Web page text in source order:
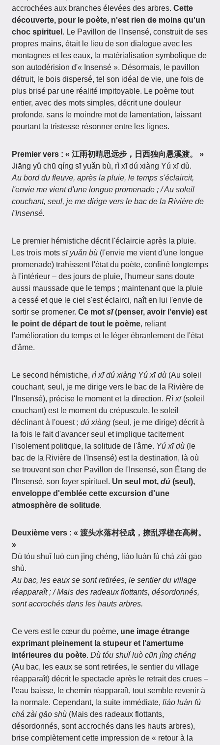
accrochées aux branches élevées des arbres. Cette
découverte, pour le poète, n'est rien de moins qu'un
choc spirituel . Le Pavillon de l'Insensé, construit de ses
propres mains, était le lieu de son dialogue avec les
montagnes et les eaux, la matérialisation symbolique de
son autodérision d'« Insensé ». Désormais, le pavillon
détruit, le bois dispersé, tel son idéal de vie, une fois de
plus brisé par une réalité impitoyable. Le poème tout
entier, avec des mots simples, décrit une douleur
profonde, sans le moindre mot de lamentation, laissant
pourtant la tristesse résonner entre les lignes.
Premier vers : « 江雨初晴思远步，日西独向愚溪渡。 »
Jiāng yǔ chū qíng sī yuǎn bù, rì xī dú xiàng Yú xī dù.
Au bord du fleuve, après la pluie, le temps s'éclaircit,
l'envie me vient d'une longue promenade ; / Au soleil
couchant, seul, je me dirige vers le bac de la Rivière de
l'Insensé.
Le premier hémistiche décrit l'éclaircie après la pluie.
Les trois mots sī yuǎn bù (l'envie me vient d'une longue
promenade) trahissent l'état du poète, confiné longtemps
à l'intérieur – des jours de pluie, l'humeur sans doute
aussi maussade que le temps ; maintenant que la pluie
a cessé et que le ciel s'est éclairci, naît en lui l'envie de
sortir se promener. Ce mot sī(penser, avoir l'envie) est
le point de départ de tout le poème, reliant
l'amélioration du temps et le léger ébranlement de l'état
d'âme.
Le second hémistiche, rì xī dú xiàng Yú xī dù (Au soleil
couchant, seul, je me dirige vers le bac de la Rivière de
l'Insensé), précise le moment et la direction. Rì xī(soleil
couchant) est le moment du crépuscule, le soleil
déclinant à l'ouest ; dú xiàng (seul, je me dirige) décrit à
la fois le fait d'avancer seul et implique tacitement
l'isolement politique, la solitude de l'âme. Yú xī dù (le
bac de la Rivière de l'Insensé) est la destination, là où
se trouvent son cher Pavillon de l'Insensé, son Étang de
l'Insensé, son foyer spirituel. Un seul mot, dú (seul),
enveloppe d'emblée cette excursion d'une
atmosphère de solitude.
Deuxième vers : « 渡头水落村径成，撩乱浮槎在高树。
»
Dù tóu shuǐ luò cūn jìng chéng, liáo luàn fú chá zài gāo
shù.
Au bac, les eaux se sont retirées, le sentier du village
réapparaît ; / Mais des radeaux flottants, désordonnés,
sont accrochés dans les hauts arbres.
Ce vers est le cœur du poème, une image étrange
exprimant pleinement la stupeur et l'amertume
intérieures du poète. Dù tóu shuǐ luò cūn jìng chéng
(Au bac, les eaux se sont retirées, le sentier du village
réapparaît) décrit le spectacle après le retrait des crues –
l'eau baisse, le chemin réapparaît, tout semble revenir à
la normale. Cependant, la suite immédiate, liáo luàn fú
chá zài gāo shù (Mais des radeaux flottants,
désordonnés, sont accrochés dans les hauts arbres),
brise complètement cette impression de « retour à la